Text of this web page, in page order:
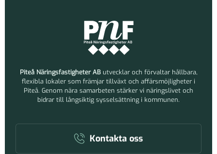
Piteå Näringsfastigheter AButvecklar och förvaltar hållbara,
flexibla lokaler som främjar tillväxt och affärsmöjligheter i
Piteå. Genom nära samarbeten stärker vi näringslivet och
bidrar till långsiktig sysselsättning i kommunen.
Kontakta oss